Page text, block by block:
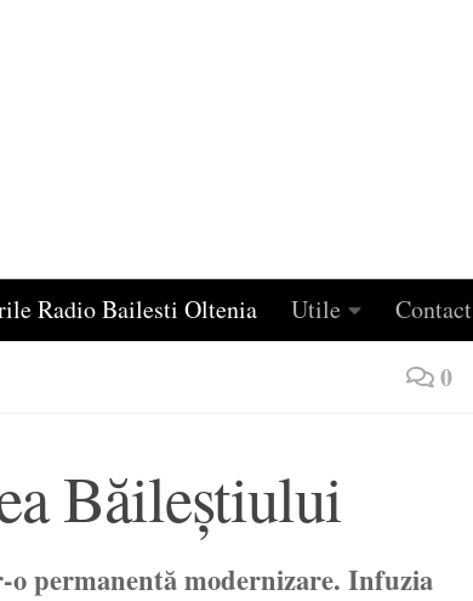
Radio Bailesti Oltenia Utile Contact
0
Băileştiului
permanentă modernizare. Infuzia